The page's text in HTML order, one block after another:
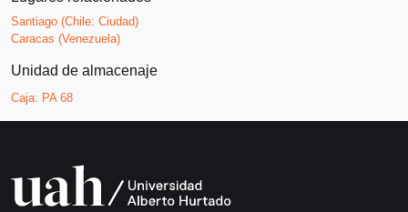
Santiago (Chile: Ciudad)
Caracas (Venezuela)
Unidad de almacenaje
Caja: PA 68